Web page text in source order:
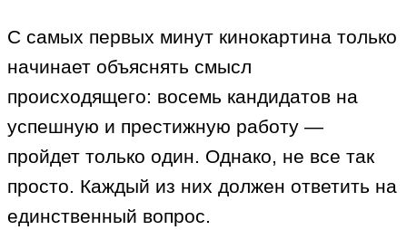
С самых первых минут кинокартина только
начинает объяснять смысл
происходящего: восемь кандидатов на
успешную и престижную работу —
пройдет только один. Однако, не все так
просто. Каждый из них должен ответить на
единственный вопрос.